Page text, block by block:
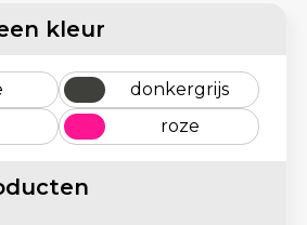
kleur
donkergrijs
roze